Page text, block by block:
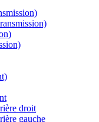
droit
gauche